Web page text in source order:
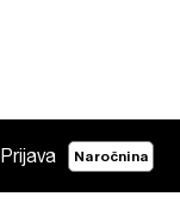
Prijava Naročnina